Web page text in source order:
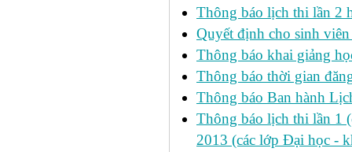
Thông báo lịch thi lần 2
Quyết định cho sinh
Thông báo khai giảng
Thông báo thời gian
Thông báo Ban hành
Thông báo lịch thi lần 1
2013 (các lớp Đại học -